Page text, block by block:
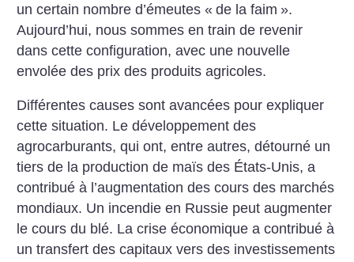
un certain nombre d’émeutes « de la faim ».
Aujourd’hui, nous sommes en train de revenir
dans cette configuration, avec une nouvelle
envolée des prix des produits agricoles.
Différentes causes sont avancées pour expliquer
cette situation. Le développement des
agrocarburants, qui ont, entre autres, détourné un
tiers de la production de maïs des États-Unis, a
contribué à l’augmentation des cours des marchés
mondiaux. Un incendie en Russie peut augmenter
le cours du blé. La crise économique a contribué à
un transfert des capitaux vers des investissements